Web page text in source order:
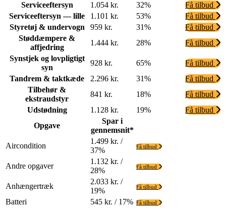
Serviceeftersyn
1.054 kr. 32%
Få tilbud
Serviceeftersyn — lille
1.101 kr. 53%
Få tilbud
Styretøj & undervogn
959 kr. 31%
Få tilbud
Støddæmpere &
affjedring
1.444 kr. 28%
Få tilbud
Synstjek og lovpligtigt
syn
928 kr. 65%
Få tilbud
Tandrem & taktkæde
2.296 kr. 31%
Få tilbud
Tilbehør &
ekstraudstyr
841 kr. 18%
Få tilbud
Udstødning
1.128 kr. 19%
Få tilbud
Opgave
Spar i
gennemsnit*
Aircondition
1.499 kr. /
37%
Få tilbud
Andre opgaver
1.132 kr. /
28%
Få tilbud
Anhængertræk
2.033 kr. /
19%
Få tilbud
Batteri 545 kr. / 17% Få tilbud